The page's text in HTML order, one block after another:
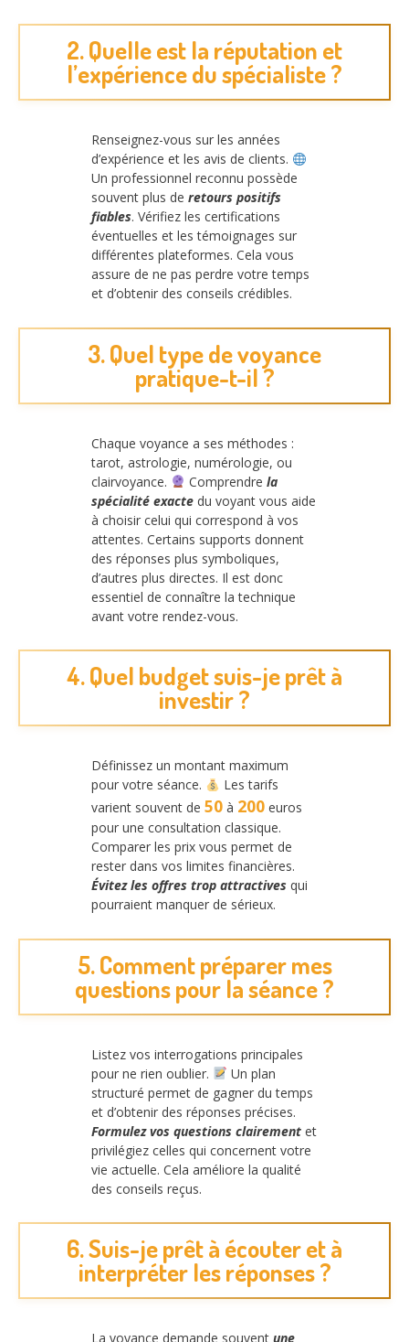
2. Quelle est la réputation et
l’expérience du spécialiste ?
Renseignez-vous sur les années
d’expérience et les avis de clients.
Un professionnel reconnu possède
souvent plus de retours positifs
fiables. Vérifiez les certifications
éventuelles et les témoignages sur
différentes plateformes. Cela vous
assure de ne pas perdre votre temps
et d’obtenir des conseils crédibles.
3. Quel type de voyance
pratique-t-il ?
Chaque voyance a ses méthodes :
tarot, astrologie, numérologie, ou
clairvoyance.
Comprendre la
spécialité exacte du voyant vous aide
à choisir celui qui correspond à vos
attentes. Certains supports donnent
des réponses plus symboliques,
d’autres plus directes. Il est donc
essentiel de connaître la technique
avant votre rendez-vous.
4. Quel budget suis-je prêt à
investir ?
Définissez un montant maximum
pour votre séance.
Les tarifs
varient souvent de 50 à 200 euros
pour une consultation classique.
Comparer les prix vous permet de
rester dans vos limites financières.
Évitez les offres trop attractives qui
pourraient manquer de sérieux.
5. Comment préparer mes
questions pour la séance ?
Listez vos interrogations principales
pour ne rien oublier.
Un plan
structuré permet de gagner du temps
et d’obtenir des réponses précises.
Formulez vos questions clairement et
privilégiez celles qui concernent votre
vie actuelle. Cela améliore la qualité
des conseils reçus.
6. Suis-je prêt à écouter et à
interpréter les réponses ?
La voyance demande souvent une